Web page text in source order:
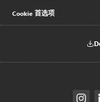
Cookie 首选项